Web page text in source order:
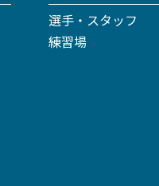
選手・スタッフ
練習場